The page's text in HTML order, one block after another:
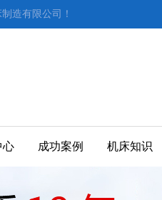
造有限公司！
心 成功案例 机床知识